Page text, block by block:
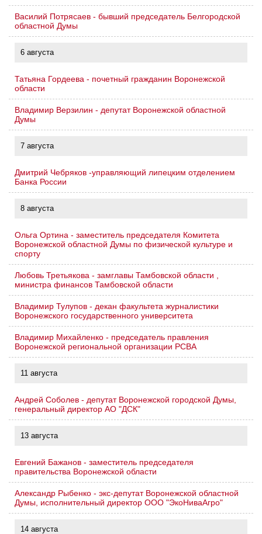
Василий Потрясаев - бывший председатель Белгородской
областной Думы
6 августа
Татьяна Гордеева - почетный гражданин Воронежской
области
Владимир Верзилин - депутат Воронежской областной
Думы
7 августа
Дмитрий Чебряков -управляющий липецким отделением
Банка России
8 августа
Ольга Ортина - заместитель председателя Комитета
Воронежской областной Думы по физической культуре и
спорту
Любовь Третьякова - замглавы Тамбовской области ,
министра финансов Тамбовской области
Владимир Тулупов - декан факультета журналистики
Воронежского государственного университета
Владимир Михайленко - председатель правления
Воронежской региональной организации РСВА
11 августа
Андрей Соболев - депутат Воронежской городской Думы,
генеральный директор АО "ДСК"
13 августа
Евгений Бажанов - заместитель председателя
правительства Воронежской области
Александр Рыбенко - экс-депутат Воронежской областной
Думы, исполнительный директор ООО "ЭкоНиваАгро"
14 августа